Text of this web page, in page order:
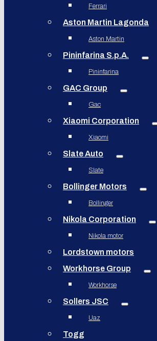
Ferrari
Aston Martin Lagonda
Aston Martin
Pininfarina S.p.A.
Pininfarina
GAC Group
Gac
Xiaomi Corporation
Xiaomi
Slate Auto
Slate
Bollinger Motors
Bollinger
Nikola Corporation
Nikola motor
Lordstown motors
Workhorse Group
Workhorse
Sollers JSC
Uaz
Togg